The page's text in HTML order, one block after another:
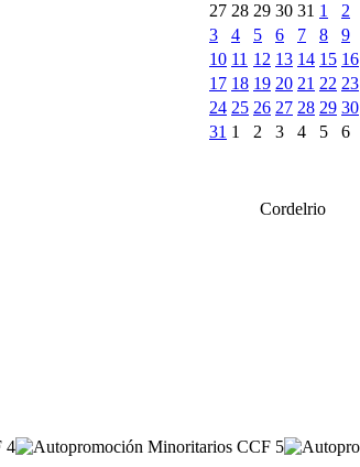
27 28 29 30 31 1
2
3
4 5 6 7 8
9
10 11 12 13 14 15 16
17 18 19 20 21 22 23
24 25 26 27 28 29 30
31 1 2 3 4 5 6